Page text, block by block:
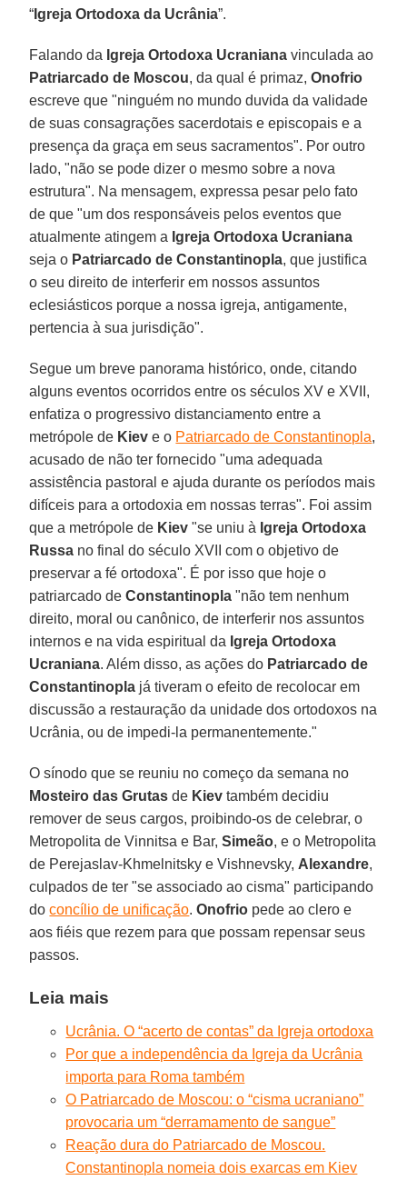
“ Igreja Ortodoxa da Ucrânia”.
Falando da Igreja Ortodoxa Ucraniana vinculada ao
Patriarcado de Moscou, da qual é primaz,Onofrio
escreve que "ninguém no mundo duvida da validade
de suas consagrações sacerdotais e episcopais e a
presença da graça em seus sacramentos". Por outro
lado, "não se pode dizer o mesmo sobre a nova
estrutura". Na mensagem, expressa pesar pelo fato
de que "um dos responsáveis pelos eventos que
atualmente atingem a Igreja Ortodoxa Ucraniana
seja o Patriarcado de Constantinopla, que justifica
o seu direito de interferir em nossos assuntos
eclesiásticos porque a nossa igreja, antigamente,
pertencia à sua jurisdição".
Segue um breve panorama histórico, onde, citando
alguns eventos ocorridos entre os séculos XV e XVII,
enfatiza o progressivo distanciamento entre a
metrópole de Kiev e o Patriarcado de Constantinopla,
acusado de não ter fornecido "uma adequada
assistência pastoral e ajuda durante os períodos mais
difíceis para a ortodoxia em nossas terras". Foi assim
que a metrópole de Kiev "se uniu à Igreja Ortodoxa
Russa no final do século XVII com o objetivo de
preservar a fé ortodoxa". É por isso que hoje o
patriarcado deConstantinopla "não tem nenhum
direito, moral ou canônico, de interferir nos assuntos
internos e na vida espiritual da Igreja Ortodoxa
Ucraniana. Além disso, as ações do Patriarcado de
Constantinopla já tiveram o efeito de recolocar em
discussão a restauração da unidade dos ortodoxos na
Ucrânia, ou de impedi-la permanentemente."
O sínodo que se reuniu no começo da semana no
Mosteiro das Grutasde Kiev também decidiu
remover de seus cargos, proibindo-os de celebrar, o
Metropolita de Vinnitsa e Bar,Simeão, e o Metropolita
de Perejaslav-Khmelnitsky e Vishnevsky, Alexandre,
culpados de ter "se associado ao cisma" participando
doconcílio de unificação.Onofrio pede ao clero e
aos fiéis que rezem para que possam repensar seus
passos.
Leia mais
Ucrânia. O “acerto de contas” da Igreja ortodoxa
Por que a independência da Igreja da Ucrânia
importa para Roma também
O Patriarcado de Moscou: o “cisma ucraniano”
provocaria um “derramamento de sangue”
Reação dura do Patriarcado de Moscou.
Constantinopla nomeia dois exarcas em Kiev